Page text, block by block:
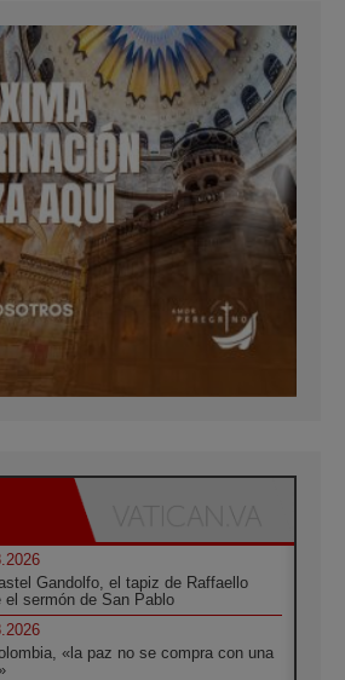
Gandolfo, el tapiz de Raffaello
el sermón de San Pablo
«la paz no se compra con una